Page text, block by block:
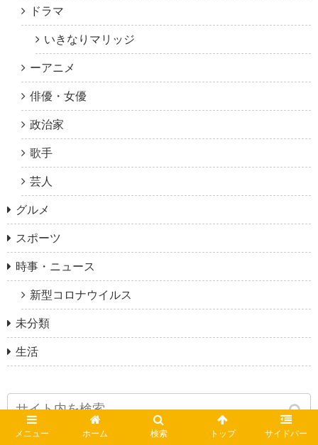
ドラマ
いきなりマリッジ
ーアニメ
俳優・女優
政治家
歌手
芸人
グルメ
スポーツ
時事・ニュース
新型コロナウイルス
未分類
生活
メニュー ホーム 検索 トップ サイドバー